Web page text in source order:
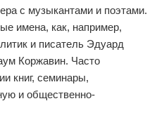
с музыкантами и поэтами.
имена, как, например,
и писатель Эдуард
Коржавин. Часто
книг, семинары,
и общественно-